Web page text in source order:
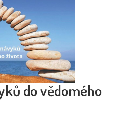
do vědomého